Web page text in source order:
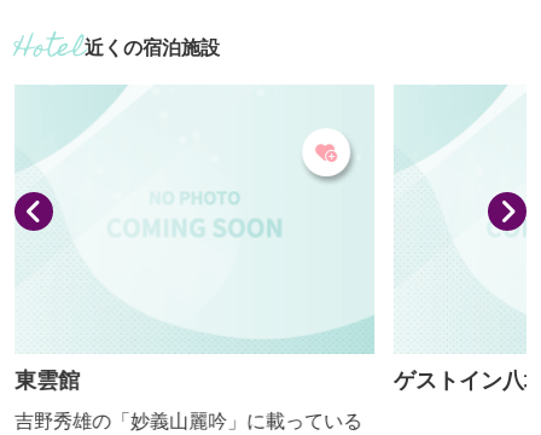
す。 ■営業時間／9：00～17：00（季節に
より変更あり）※12月、1月、2月は16:00
まで 定休日／第3月水曜日（祝祭日の場合
は翌日）、12月26～31日、4月、5月、10
近くの宿泊施設
東雲館
吉野秀雄の「妙義山麗吟」に載っている
ゲストイン八